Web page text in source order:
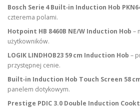
Bosch Serie 4 Built‑in Induction Hob
czterema polami.
Hotpoint HB 8460B NE/W Induction Hob –
użytkowników.
LOGIK LINDHOB23 59 cm Induction Hob –
przystępnej cenie.
Built‑in Induction Hob Touch Screen 58
panelem dotykowym.
Prestige PDIC 3.0 Double Induction